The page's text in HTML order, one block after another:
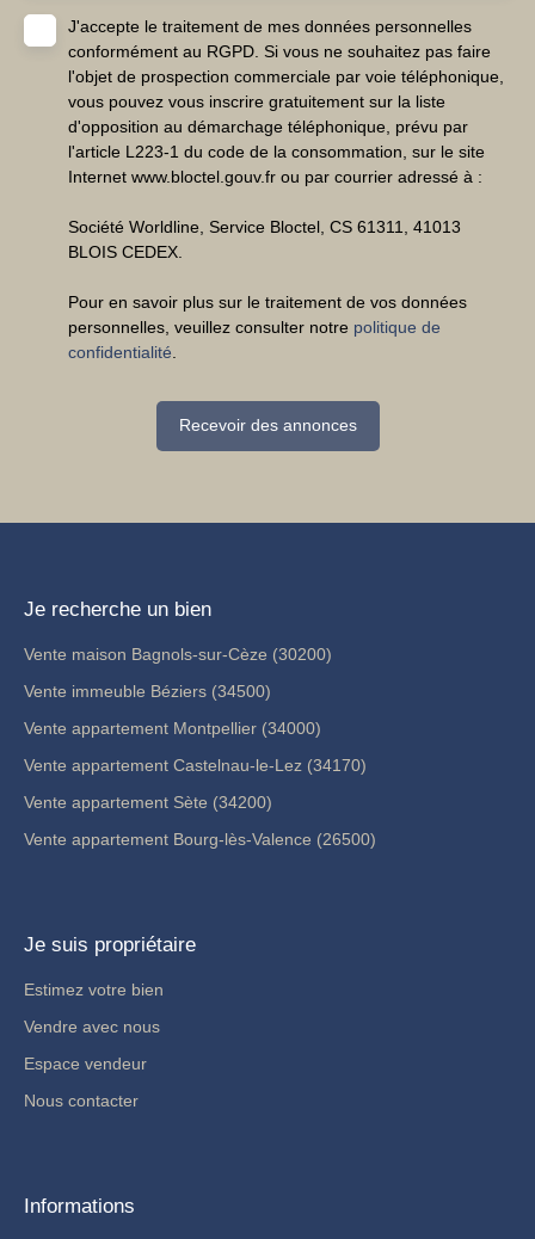
J'accepte le traitement de mes données personnelles
conformément au RGPD. Si vous ne souhaitez pas faire
l'objet de prospection commerciale par voie téléphonique,
vous pouvez vous inscrire gratuitement sur la liste
d'opposition au démarchage téléphonique, prévu par
l'article L223-1 du code de la consommation, sur le site
Internet www.bloctel.gouv.fr ou par courrier adressé à :
Société Worldline, Service Bloctel, CS 61311, 41013
BLOIS CEDEX.
Pour en savoir plus sur le traitement de vos données
personnelles, veuillez consulter notre politique de
confidentialité
Recevoir des annonces
Je recherche un bien
Vente maison Bagnols-sur-Cèze (30200)
Vente immeuble Béziers (34500)
Vente appartement Montpellier (34000)
Vente appartement Castelnau-le-Lez (34170)
Vente appartement Sète (34200)
Vente appartement Bourg-lès-Valence (26500)
Je suis propriétaire
Estimez votre bien
Vendre avec nous
Espace vendeur
Nous contacter
Informations